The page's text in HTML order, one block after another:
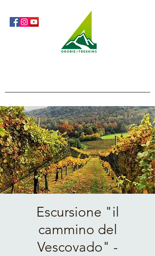
Escursione "il
cammino del
Vescovado" -